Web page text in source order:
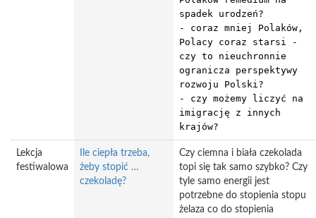
spadek urodzeń?
- coraz mniej Polaków,
Polacy coraz starsi -
czy to nieuchronnie
ogranicza perspektywy
rozwoju Polski?
- czy możemy liczyć na
imigrację z innych
krajów?
Lekcja
festiwalowa
Ile ciepła trzeba,
żeby stopić …
czekoladę?
Czy ciemna i biała czekolada
topi się tak samo szybko? Czy
tyle samo energii jest
potrzebne do stopienia stopu
żelaza co do stopienia